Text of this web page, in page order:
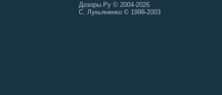
Дозоры.Ру © 2004-2026
С. Лукьяненко © 1998-2003